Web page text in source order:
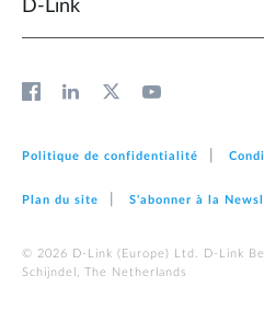
D‑Link
Politique de confidentialité
Plan du site S'abonner à la
© 2026 D‑Link (Europe) Ltd. D-Link
Schijndel, The Netherlands